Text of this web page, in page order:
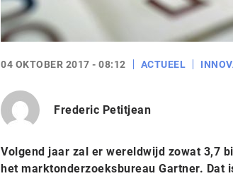
04 OKTOBER 2017 - 08:12 ACTUEEL
Frederic Petitjean
Volgend jaar zal er wereldwijd zowat 3,7
het marktonderzoeksbureau Gartner. Dat